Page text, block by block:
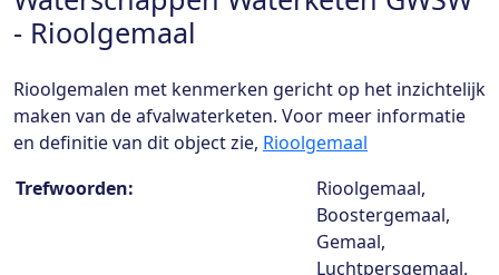
- Rioolgemaal
Rioolgemalen met kenmerken gericht op het inzichtelijk
maken van de afvalwaterketen. Voor meer informatie
en definitie van dit object zie, Rioolgemaal
Collection details
Trefwoorden:
Rioolgemaal,
Boostergemaal,
Gemaal,
Luchtpersgemaal,